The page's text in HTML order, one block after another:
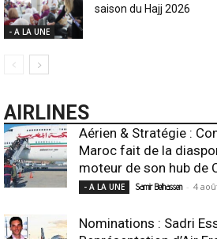
- A LA UNE
saison du Hajj 2026
AIRLINES
Aérien & Stratégie :
Maroc fait de la
moteur de son hub de
- A LA UNE Samir Belhassen - 4
Nominations : Sadri